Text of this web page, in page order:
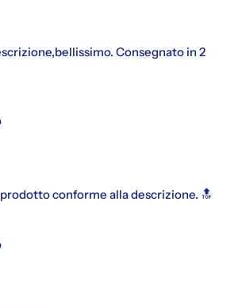
Consegnato in 2
conforme alla descrizione. 🔝